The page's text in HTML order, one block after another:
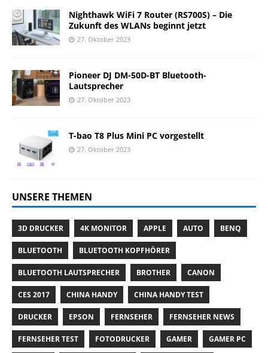
Nighthawk WiFi 7 Router (RS700S) – Die
Zukunft des WLANs beginnt jetzt
27. Oktober 2023
Pioneer DJ DM-50D-BT Bluetooth-
Lautsprecher
27. Oktober 2023
T-bao T8 Plus Mini PC vorgestellt
27. Oktober 2023
UNSERE THEMEN
3D DRUCKER 4K MONITOR APPLE AUTO BENQ
BLUETOOTH BLUETOOTH KOPFHÖRER
BLUETOOTH LAUTSPRECHER BROTHER CANON
CES 2017 CHINA HANDY CHINA HANDY TEST
DRUCKER EPSON FERNSEHER FERNSEHER NEWS
FERNSEHER TEST FOTODRUCKER GAMER GAMER PC